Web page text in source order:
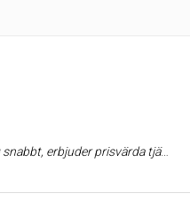
sätt och har god kommunikation. De är även villiga att komma tillbaka om något mer behöver åtgärdas.